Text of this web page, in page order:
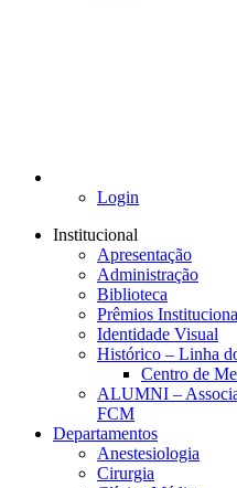
Login
Institucional
Apresentação
Administração
Biblioteca
Prêmios
Identidade Visual
Histórico – Linha
Centro de
ALUMNI –
FCM
Departamentos
Anestesiologia
Cirurgia